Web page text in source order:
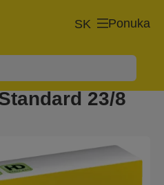
Ponuka
SK
23/8